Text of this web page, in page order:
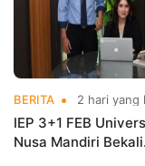
BERITA 2 hari yang
IEP 3+1 FEB
Nusa Mandiri Bekali